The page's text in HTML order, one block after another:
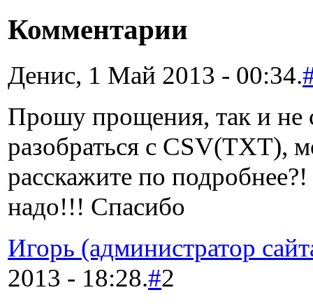
Комментарии
Денис, 1 Май 2013 - 00:34.
Прошу прощения, так и не
разобраться с CSV(TXT),
расскажите по
надо!!! Спасибо
Игорь (администратор
2013 - 18:28.#2